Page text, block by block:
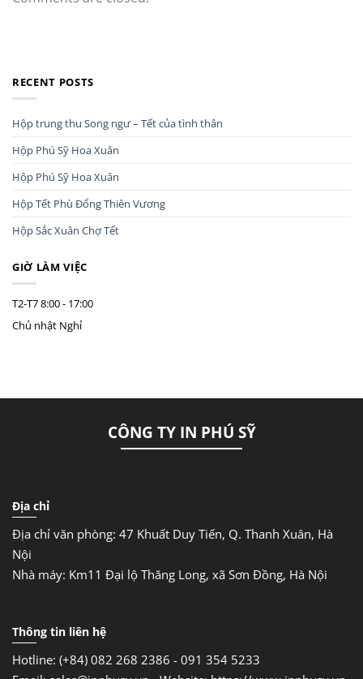
RECENT POSTS
Hộp trung thu Song ngư – Tết của tình thân
Hộp Phú Sỹ Hoa Xuân
Hộp Phú Sỹ Hoa Xuân
Hộp Tết Phù Đổng Thiên Vương
Hộp Sắc Xuân Chợ Tết
GIỜ LÀM VIỆC
T2-T78:00 - 17:00
Chủ nhật Nghỉ
CÔNG TY IN PHÚ SỸ
Địa chỉ
Địa chỉ văn phòng: 47 Khuất Duy Tiến, Q. Thanh Xuân, Hà
Nội
Nhà máy: Km11 Đại lộ Thăng Long, xã Sơn Đồng, Hà Nội
Thông tin liên hệ
Hotline: (+84) 082 268 2386 - 091 354 5233